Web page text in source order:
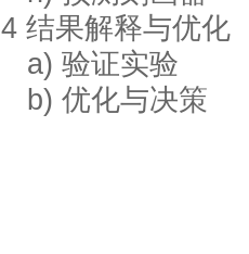
4 结果解释与优化
a) 验证实验
b) 优化与决策